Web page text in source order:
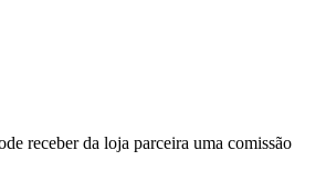
receber da loja parceira uma comissão